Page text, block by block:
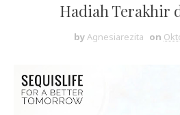
Hadiah Terakhir
byAgnesiarezita on